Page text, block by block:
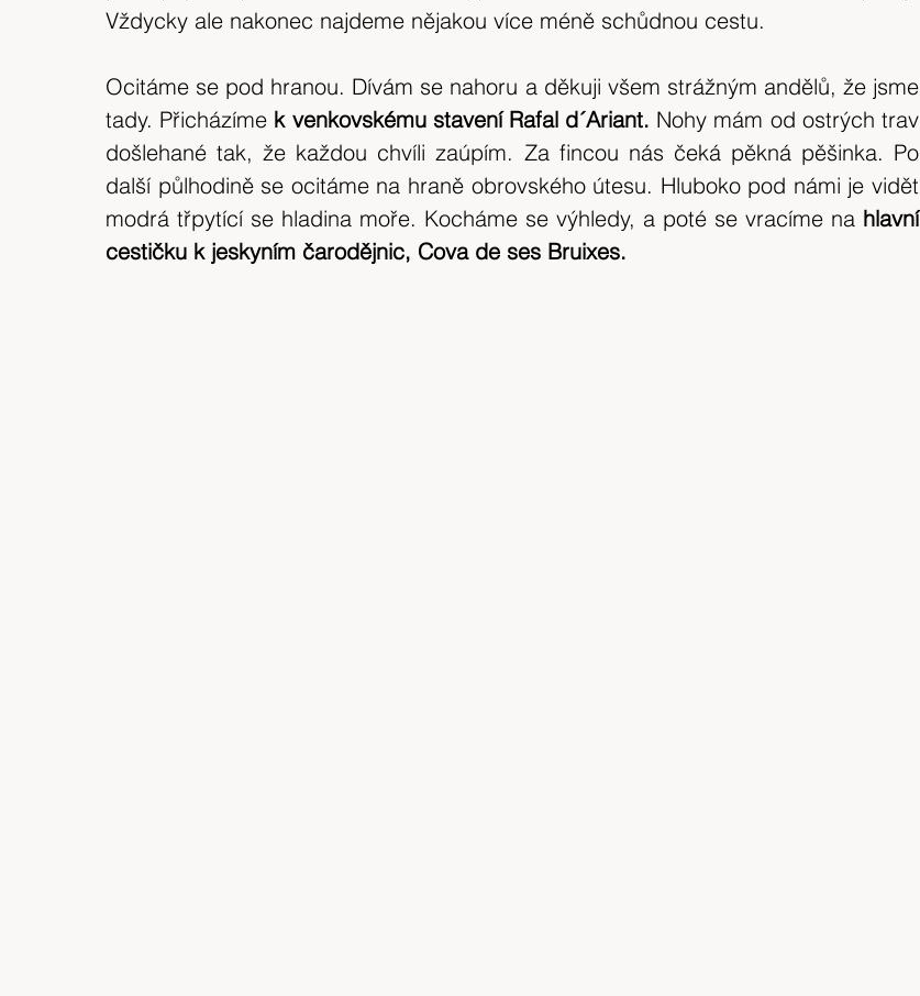
Vždycky ale nakonec najdeme nějakou více méně schůdnou cestu.
Ocitáme se pod hranou. Dívám se nahoru a děkuji všem strážným andělů, že jsme
tady. Přicházíme k venkovskému stavení Rafal d´Ariant. Nohy mám od ostrých trav
došlehané tak, že každou chvíli zaúpím. Za fincou nás čeká pěkná pěšinka. Po
další půlhodině se ocitáme na hraně obrovského útesu. Hluboko pod námi je vidět
modrá třpytící se hladina moře. Kocháme se výhledy, a poté se vracíme na hlavní
cestičku k jeskyním čarodějnic, Cova de ses Bruixes.